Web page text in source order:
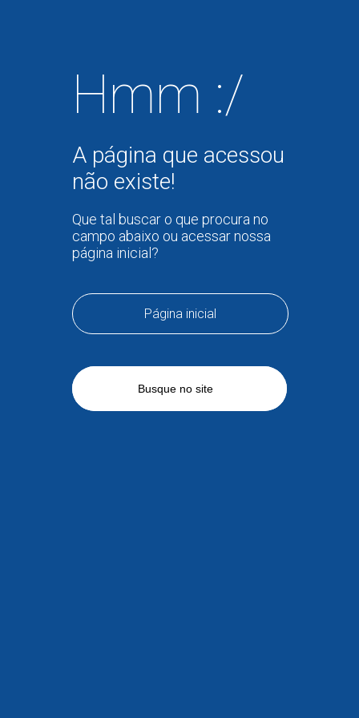
Hmm :/
A página que acessou
não existe!
Que tal buscar o que procura no
campo abaixo ou acessar nossa
página inicial?
Página inicial